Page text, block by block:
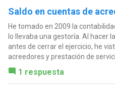
Saldo en cuentas de
He tomado en 2009 la
lo llevaba una gestoría. Al hacer
antes de cerrar el ejercicio, he
acreedores y prestación de
1 respuesta